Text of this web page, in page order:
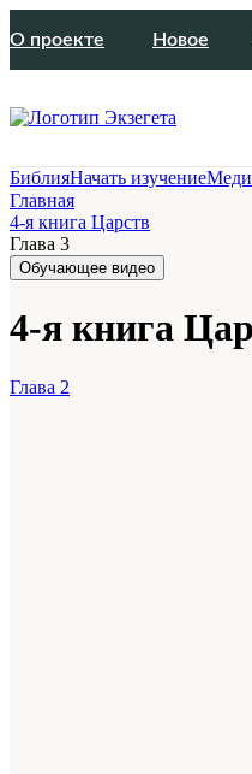
О проекте Новое
БиблияНачать изучение
Главная
4-я книга Царств
Глава 3
Обучающее видео
4-я книга
Глава 2